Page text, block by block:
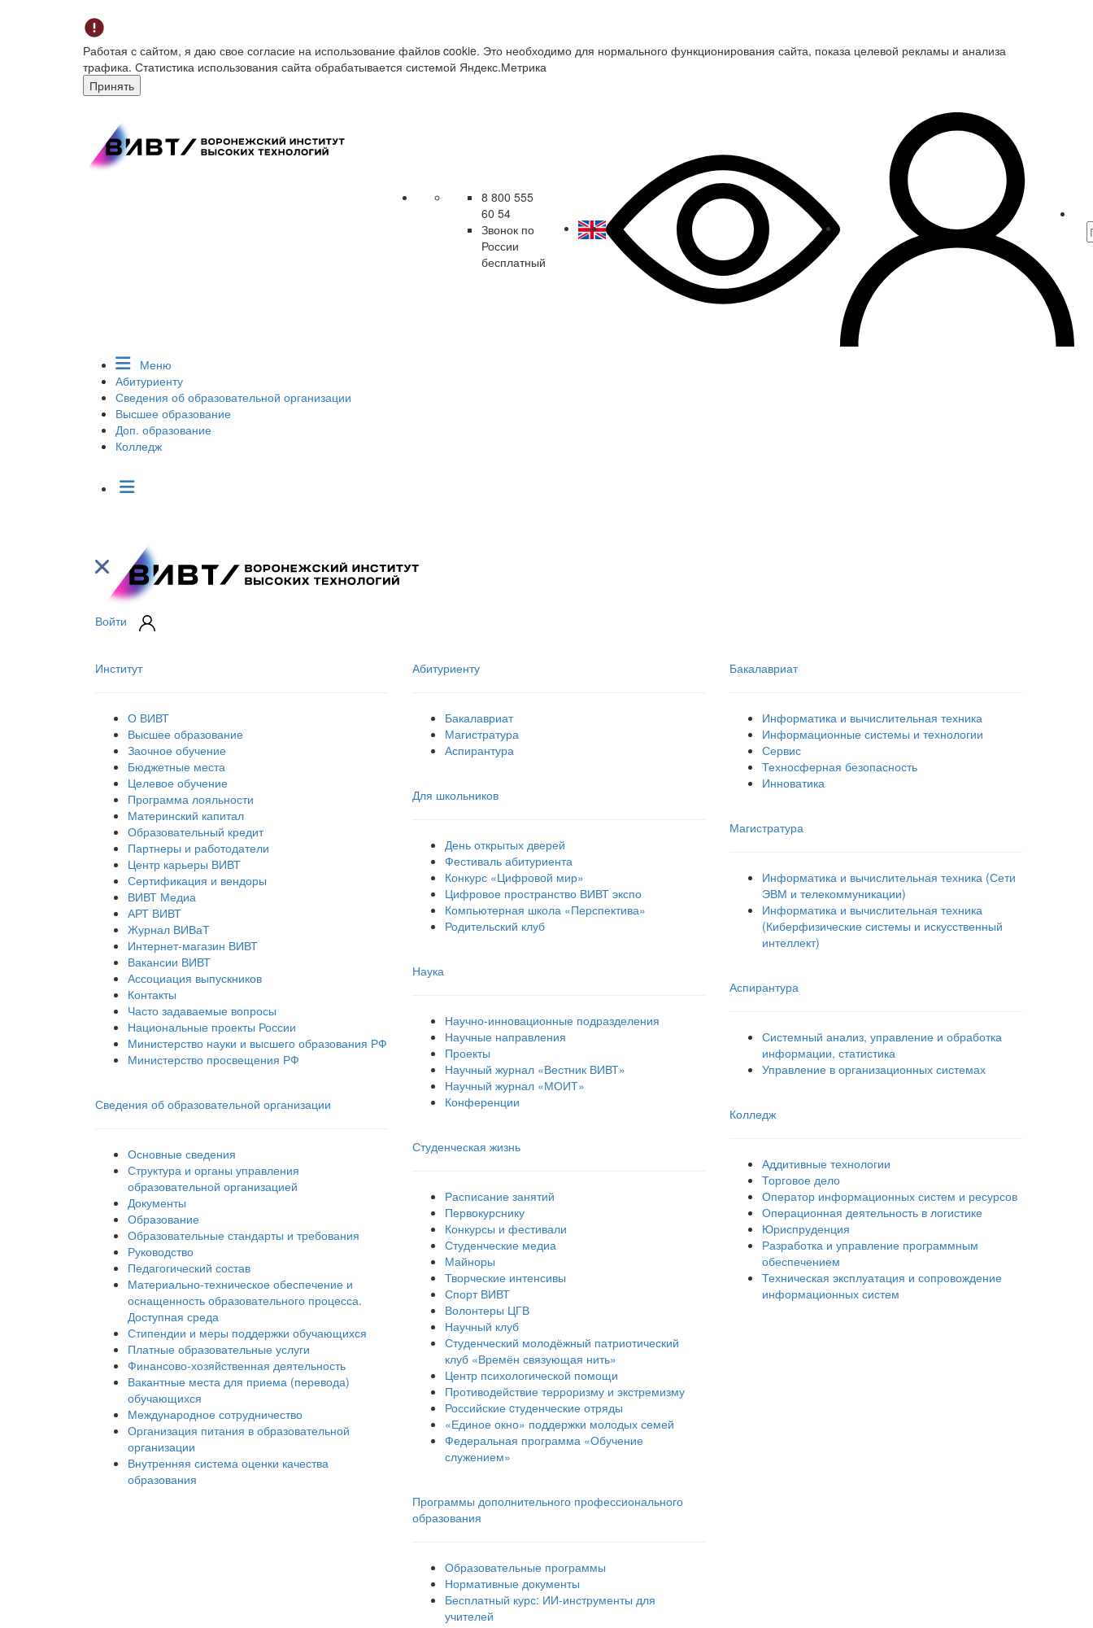
Работая с сайтом, я даю свое согласие на использование файлов cookie. Это необходимо для нормального функционирования сайта, показа целевой рекламы и анализа
трафика. Статистика использования сайта обрабатывается системой Яндекс.Метрика
Принять
8 800 555
60 54
Звонок по
России
бесплатный
Меню
Абитуриенту
Сведения об образовательной организации
Высшее образование
Доп. образование
Колледж
Войти
Институт
О ВИВТ
Высшее образование
Заочное обучение
Бюджетные места
Целевое обучение
Программа лояльности
Материнский капитал
Образовательный кредит
Партнеры и работодатели
Центр карьеры ВИВТ
Сертификация и вендоры
ВИВТ Медиа
АРТ ВИВТ
Журнал ВИВаТ
Интернет-магазин ВИВТ
Вакансии ВИВТ
Ассоциация выпускников
Контакты
Часто задаваемые вопросы
Национальные проекты России
Министерство науки и высшего образования РФ
Министерство просвещения РФ
Сведения об образовательной организации
Основные сведения
Структура и органы управления
образовательной организацией
Документы
Образование
Образовательные стандарты и требования
Руководство
Педагогический состав
Материально-техническое обеспечение и
оснащенность образовательного процесса.
Доступная среда
Стипендии и меры поддержки обучающихся
Платные образовательные услуги
Финансово-хозяйственная деятельность
Вакантные места для приема (перевода)
обучающихся
Международное сотрудничество
Организация питания в образовательной
организации
Внутренняя система оценки качества
образования
Абитуриенту
Бакалавриат
Магистратура
Аспирантура
Для школьников
День открытых дверей
Фестиваль абитуриента
Конкурс «Цифровой мир»
Цифровое пространство ВИВТ экспо
Компьютерная школа «Перспектива»
Родительский клуб
Наука
Научно-инновационные подразделения
Научные направления
Проекты
Научный журнал «Вестник ВИВТ»
Научный журнал «МОИТ»
Конференции
Студенческая жизнь
Расписание занятий
Первокурснику
Конкурсы и фестивали
Студенческие медиа
Майноры
Творческие интенсивы
Спорт ВИВТ
Волонтеры ЦГВ
Научный клуб
Студенческий молодёжный патриотический
клуб «Времён связующая нить»
Центр психологической помощи
Противодействие терроризму и экстремизму
Российские cтуденческие отряды
«Единое окно» поддержки молодых семей
Федеральная программа «Обучение
служением»
Программы дополнительного профессионального
образования
Образовательные программы
Нормативные документы
Бесплатный курс: ИИ‑инструменты для
учителей
Бакалавриат
Информатика и вычислительная техника
Информационные системы и технологии
Сервис
Техносферная безопасность
Инноватика
Магистратура
Информатика и вычислительная техника (Сети
ЭВМ и телекоммуникации)
Информатика и вычислительная техника
(Киберфизические системы и искусственный
интеллект)
Аспирантура
Системный анализ, управление и обработка
информации, статистика
Управление в организационных системах
Колледж
Аддитивные технологии
Торговое дело
Оператор информационных систем и ресурсов
Операционная деятельность в логистике
Юриспруденция
Разработка и управление программным
обеспечением
Техническая эксплуатация и сопровождение
информационных систем